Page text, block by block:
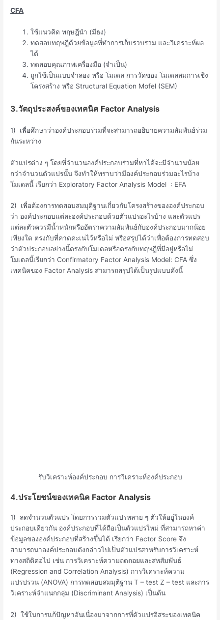
CFA
ใช้แนวคิด ทฤษฎีนำ (มีธง)
ทดสอบทฤษฎีด้วยข้อมูลที่ทำการเก็บรวบรวม และวิเคราะห์ผล
ได้
ทดสอบคุณภาพเครื่องมือ (จำเป็น)
ถูกใช้เป็นแบบจำลอง หรือ โมเดล การวัดของ โมเดลสมการเชิง
โครงสร้าง หรือ Structural Equation Mofel (SEM)
3.วัตถุประสงค์ของเทคนิค Factor Analysis
1) เพื่อศึกษาว่าองค์ประกอบร่วมที่จะสามารถอธิบายความสัมพันธ์ร่วม
กันระหว่าง
ตัวแปรต่าง ๆ โดยที่จำนวนองค์ประกอบร่วมที่หาได้จะมีจำนวนน้อย
กว่าจำนวนตัวแปรนั้น จึงทำให้ทราบว่ามีองค์ประกอบร่วมอะไรบ้าง
โมเดลนี้ เรียกว่า Exploratory Factor Analysis Model : EFA
2) เพื่อต้องการทดสอบสมมุติฐานเกี่ยวกับโครงสร้างขององค์ประกอบ
ว่า องค์ประกอบแต่ละองค์ประกอบด้วยตัวแปรอะไรบ้าง และตัวแปร
แต่ละตัวควรมีน้ำหนักหรืออัตราความสัมพันธ์กับองค์ประกอบมากน้อย
เพียงใด ตรงกับที่คาดคะเนไว้หรือไม่ หรือสรุปได้ว่าเพื่อต้องการทดสอบ
ว่าตัวประกอบอย่างนี้ตรงกับโมเดลหรือตรงกับทฤษฎีที่มีอยู่หรือไม่
โมเดลนี้เรียกว่า Confirmatory Factor Analysis Model: CFA ซึ่ง
เทคนิคของ Factor Analysis สามารถสรุปได้เป็นรูปแบบดังนี้
รับวิเคราะห์องค์ประกอบ การวิเคราะห์องค์ประกอบ
4.ประโยชน์ของเทคนิค Factor Analysis
1) ลดจำนวนตัวแปร โดยการรวมตัวแปรหลาย ๆ ตัวให้อยู่ในองค์
ประกอบเดียวกัน องค์ประกอบที่ได้ถือเป็นตัวแปรใหม่ ที่สามารถหาค่า
ข้อมูลขององค์ประกอบที่สร้างขึ้นได้ เรียกว่า Factor Score จึง
สามารถนาองค์ประกอบดังกล่าวไปเป็นตัวแปรสาหรับการวิเคราะห์
ทางสถิติต่อไป เช่น การวิเคราะห์ความถดถอยและสหสัมพันธ์
(Regression and Correlation Analysis) การวิเคราะห์ความ
แปรปรวน (ANOVA) การทดสอบสมมุติฐาน T – test Z – test และการ
วิเคราะห์จำแนกกลุ่ม (Discriminant Analysis) เป็นต้น
2) ใช้ในการแก้ปัญหาอันเนื่องมาจากการที่ตัวแปรอิสระของเทคนิค